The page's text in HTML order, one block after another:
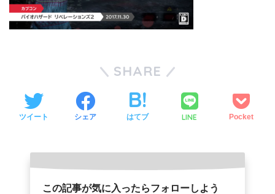
SHARE
ツイート シェア はてブ LINE Pocket
この記事が気に入ったらフォローしよう